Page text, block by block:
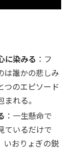
に染みる ：フ
は誰かの悲しみ
つのエピソード
れる。
：一生懸命で
ているだけで
いおりょぎの鋭